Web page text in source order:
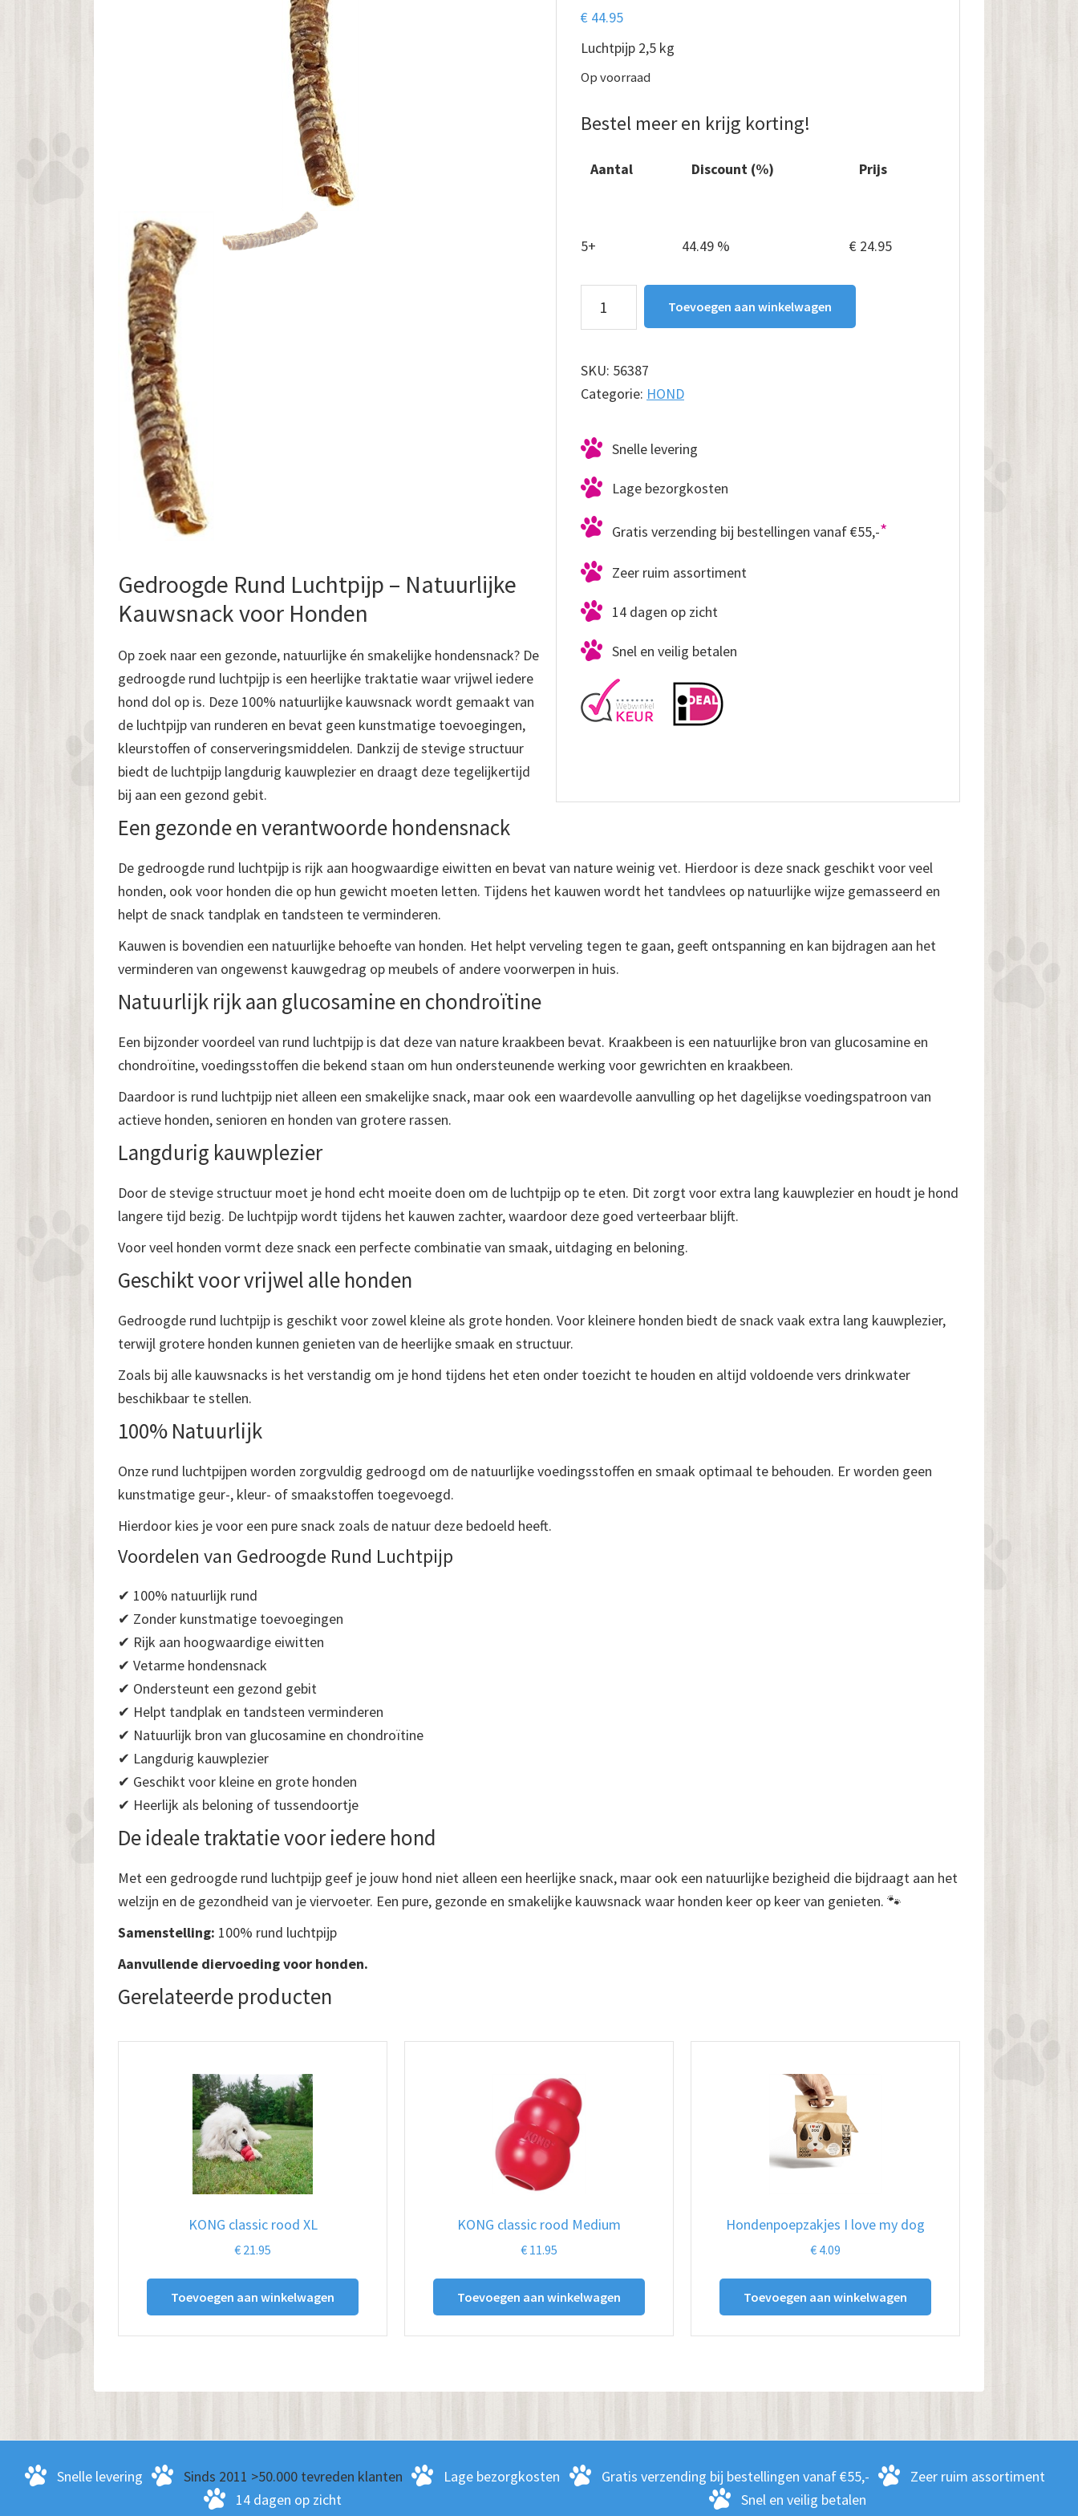
€ 44.95
Luchtpijp 2,5 kg
Op voorraad
Bestel meer en krijg korting!
Aantal Discount (%) Prijs
5+ 44.49 % € 24.95
Rund
kg
aantal
Toevoegen aan winkelwagen
SKU: 56387
Categorie: HOND
Snelle levering
Lage bezorgkosten
Gratis verzending bij bestellingen vanaf €55,-*
Zeer ruim assortiment
14 dagen op zicht
Snel en veilig betalen
Gedroogde Rund Luchtpijp – Natuurlijke
Kauwsnack voor Honden
Op zoek naar een gezonde, natuurlijke én smakelijke hondensnack? De
gedroogde rund luchtpijp is een heerlijke traktatie waar vrijwel iedere
hond dol op is. Deze 100% natuurlijke kauwsnack wordt gemaakt van
de luchtpijp van runderen en bevat geen kunstmatige toevoegingen,
kleurstoffen of conserveringsmiddelen. Dankzij de stevige structuur
biedt de luchtpijp langdurig kauwplezier en draagt deze tegelijkertijd
bij aan een gezond gebit.
Een gezonde en verantwoorde hondensnack
De gedroogde rund luchtpijp is rijk aan hoogwaardige eiwitten en bevat van nature weinig vet. Hierdoor is deze snack geschikt voor veel
honden, ook voor honden die op hun gewicht moeten letten. Tijdens het kauwen wordt het tandvlees op natuurlijke wijze gemasseerd en
helpt de snack tandplak en tandsteen te verminderen.
Kauwen is bovendien een natuurlijke behoefte van honden. Het helpt verveling tegen te gaan, geeft ontspanning en kan bijdragen aan het
verminderen van ongewenst kauwgedrag op meubels of andere voorwerpen in huis.
Natuurlijk rijk aan glucosamine en chondroïtine
Een bijzonder voordeel van rund luchtpijp is dat deze van nature kraakbeen bevat. Kraakbeen is een natuurlijke bron van glucosamine en
chondroïtine, voedingsstoffen die bekend staan om hun ondersteunende werking voor gewrichten en kraakbeen.
Daardoor is rund luchtpijp niet alleen een smakelijke snack, maar ook een waardevolle aanvulling op het dagelijkse voedingspatroon van
actieve honden, senioren en honden van grotere rassen.
Langdurig kauwplezier
Door de stevige structuur moet je hond echt moeite doen om de luchtpijp op te eten. Dit zorgt voor extra lang kauwplezier en houdt je hond
langere tijd bezig. De luchtpijp wordt tijdens het kauwen zachter, waardoor deze goed verteerbaar blijft.
Voor veel honden vormt deze snack een perfecte combinatie van smaak, uitdaging en beloning.
Geschikt voor vrijwel alle honden
Gedroogde rund luchtpijp is geschikt voor zowel kleine als grote honden. Voor kleinere honden biedt de snack vaak extra lang kauwplezier,
terwijl grotere honden kunnen genieten van de heerlijke smaak en structuur.
Zoals bij alle kauwsnacks is het verstandig om je hond tijdens het eten onder toezicht te houden en altijd voldoende vers drinkwater
beschikbaar te stellen.
100% Natuurlijk
Onze rund luchtpijpen worden zorgvuldig gedroogd om de natuurlijke voedingsstoffen en smaak optimaal te behouden. Er worden geen
kunstmatige geur-, kleur- of smaakstoffen toegevoegd.
Hierdoor kies je voor een pure snack zoals de natuur deze bedoeld heeft.
Voordelen van Gedroogde Rund Luchtpijp
✔ 100% natuurlijk rund
✔ Zonder kunstmatige toevoegingen
✔ Rijk aan hoogwaardige eiwitten
✔ Vetarme hondensnack
✔ Ondersteunt een gezond gebit
✔ Helpt tandplak en tandsteen verminderen
✔ Natuurlijk bron van glucosamine en chondroïtine
✔ Langdurig kauwplezier
✔ Geschikt voor kleine en grote honden
✔ Heerlijk als beloning of tussendoortje
De ideale traktatie voor iedere hond
Met een gedroogde rund luchtpijp geef je jouw hond niet alleen een heerlijke snack, maar ook een natuurlijke bezigheid die bijdraagt aan het
welzijn en de gezondheid van je viervoeter. Een pure, gezonde en smakelijke kauwsnack waar honden keer op keer van genieten. 🐾
Samenstelling: 100% rund luchtpijp
Aanvullende diervoeding voor honden.
Gerelateerde producten
KONG classic rood XL
€ 21.95
Toevoegen aan winkelwagen
KONG classic rood Medium
€ 11.95
Toevoegen aan winkelwagen
Hondenpoepzakjes I love my dog
€ 4.09
Toevoegen aan winkelwagen
Snelle levering Sinds 2011 >50.000 tevreden klanten Lage bezorgkosten Gratis verzending bij bestellingen vanaf €55,-
Zeer ruim assortiment
14 dagen op zicht
Snel en veilig betalen